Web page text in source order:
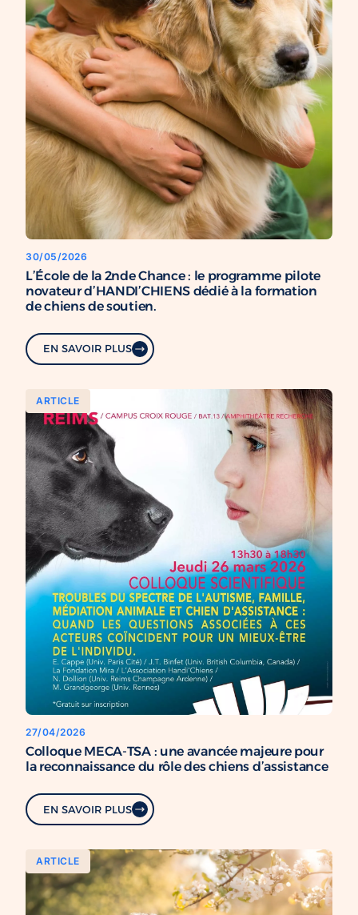
30/05/2026
L’École de la 2nde Chance : le programme pilote
novateur d’HANDI’CHIENS dédié à la formation
de chiens de soutien.
EN SAVOIR PLUS
ARTICLE
27/04/2026
Colloque MECA-TSA : une avancée majeure pour
la reconnaissance du rôle des chiens d’assistance
EN SAVOIR PLUS
ARTICLE